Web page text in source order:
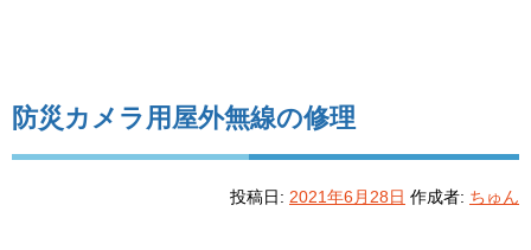
防災カメラ用屋外無線の修理
投稿日: 2021年6月28日 作成者: ちゅん